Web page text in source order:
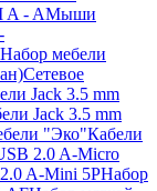
A - AМыши
Набор мебели
Сетевое
Jack 3.5 mm
Jack 3.5 mm
"Эко"Кабели
2.0 A-Micro
A-Mini 5PНабор